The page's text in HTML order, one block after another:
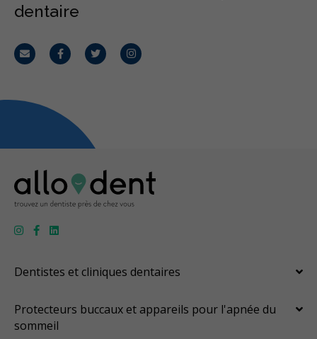
dentaire
CourrielFacebookTwitterInstagram
Dentistes et cliniques dentaires
Protecteurs buccaux et appareils pour l'apnée du
sommeil